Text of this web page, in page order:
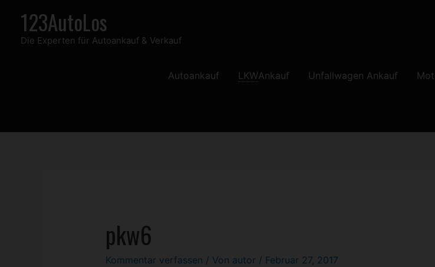
springen
123AutoLos
Die Experten für Autoankauf & Verkauf
Autoankauf LKWAnkauf Unfallwagen Ankauf
pkw6
Kommentar verfassen / Von autor / Februar 27, 2017